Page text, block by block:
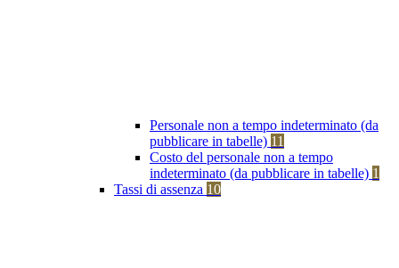
Personale non a tempo indeterminato (da
pubblicare in tabelle) 11
Costo del personale non a tempo
indeterminato (da pubblicare in tabelle) 1
Tassi di assenza 10